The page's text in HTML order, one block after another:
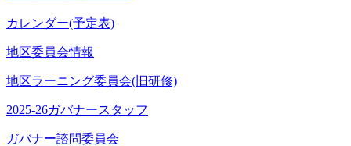
カレンダー(予定表)
地区委員会情報
地区ラーニング委員会(旧研修)
2025-26ガバナースタッフ
ガバナー諮問委員会